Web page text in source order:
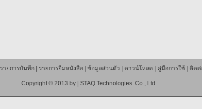
รายการบันทึก| รายการยืมหนังสือ ข้อมูลส่วนตัว ดาวน์โหลด คู่มือการใช้| ติดต่
Copyright © 2013 by | STAQ Technologies. Co., Ltd.